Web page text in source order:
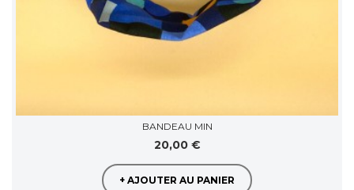
BANDEAU MIN
20,00 €
+ AJOUTER AU PANIER